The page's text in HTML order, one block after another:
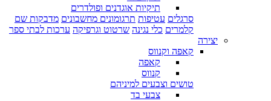
תיקיות אוגדנים ופולדרים
סרגלים עטיפות תרגומונים מחשבונים מדבקות שם
קלמרים כלי נגינה שרטוט וגרפיקה ערכות לבתי ספר
יצירה
קאפה וקנווס
קאפה
קנווס
טושים וצבעים למיניהם
צבעי בד